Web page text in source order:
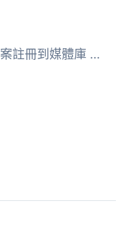
從透過 FTP 上傳的檔案註冊到媒體庫 此外採取縮略圖的方式 ...